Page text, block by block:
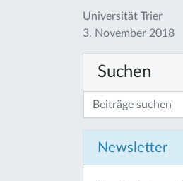
Universität Trier
3. November 2018
Suchen
Newsletter